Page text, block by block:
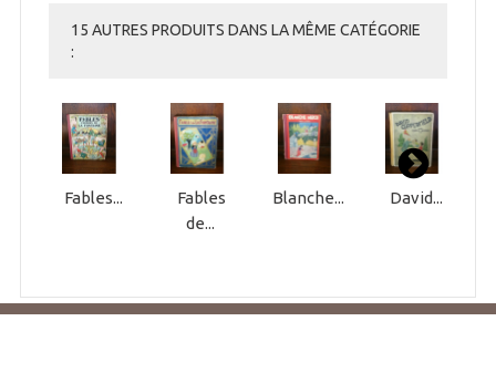
15 AUTRES PRODUITS DANS LA MÊME CATÉGORIE
:
Fables...
Fables
de...
Blanche... David...